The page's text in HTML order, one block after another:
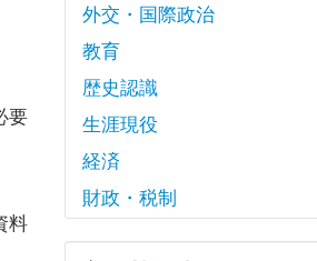
要
料
外交・国際政治
教育
歴史認識
生涯現役
経済
財政・税制